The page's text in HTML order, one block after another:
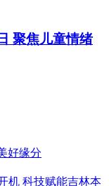
聚焦儿童情绪
好缘分
机 科技赋能吉林本